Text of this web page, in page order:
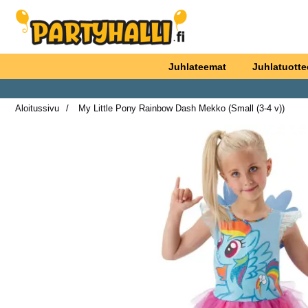
Ostoskori laajennettu Partyhallen AB
Juhlateemat
Aloitussivu
My Little Pony Rainbow Dash Mekko (Small (3-4 v))